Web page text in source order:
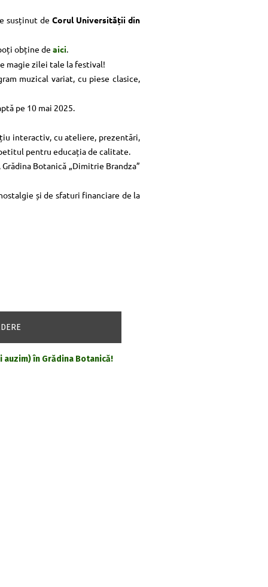
susținut de Corul Universității din
obține de aici.
magie zilei tale la festival!
muzical variat, cu piese clasice,
pe 10 mai 2025.
interactiv, cu ateliere, prezentări,
pentru educația de calitate.
Botanică „Dimitrie Brandza”
și de sfaturi financiare de la
auzim) în Grădina Botanică!